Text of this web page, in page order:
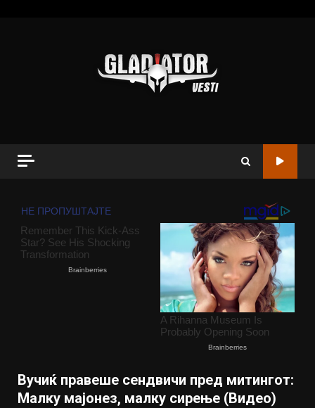
Вучиќ правеше сендвичи пред митингот:
Малку мајонез, малку сирење (Видео)